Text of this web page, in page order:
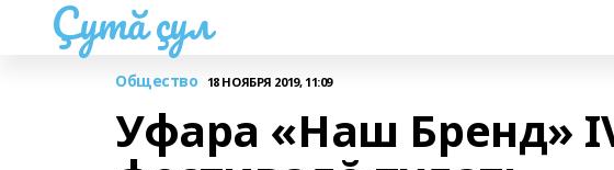
Çутă çул
Общество 18 НОЯБРЯ 2019, 11:09
Уфара «Наш Бренд»